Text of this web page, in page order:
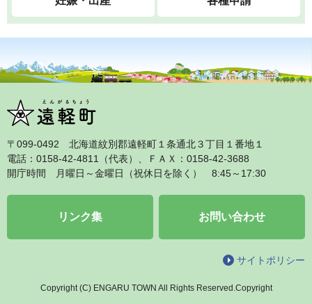
〒099‐0492 北海道紋別郡遠軽町１条通北３丁目１番地１
電話：0158‐42‐4811（代表）、ＦＡＸ：0158‐42‐3688
開庁時間 月曜日～金曜日（祝休日を除く） 8:45～17:30
リンク集 お問い合わせ
サイトポリシー
Copyright (C) ENGARU TOWN All Rights Reserved.Copyright